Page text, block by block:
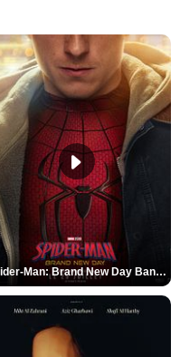
Spider-Man: Brand New Day Bande-annonce VO STFR